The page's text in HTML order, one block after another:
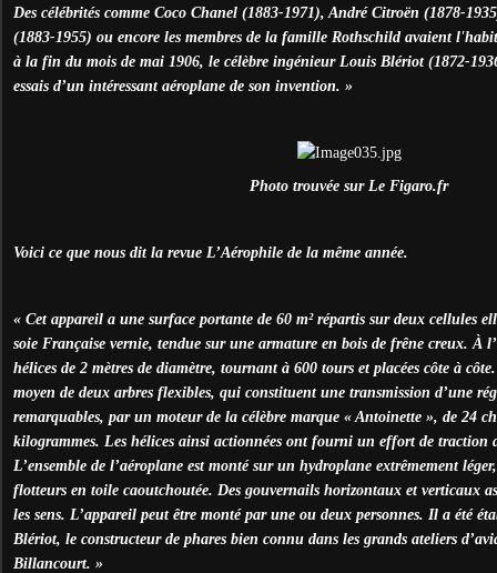
Des célébrités comme Coco Chanel (1883-1971), André Citroën (1878-
(1883-1955) ou encore les membres de la famille Rothschild avaient
à la fin du mois de mai 1906, le célèbre ingénieur Louis Blériot (1872-
essais d’un intéressant aéroplane de son invention. »
Photo trouvée sur Le Figaro.fr
Voici ce que nous dit la revue L’Aérophile de la même année.
« Cet appareil a une surface portante de 60 m² répartis sur deux cellules
soie Française vernie, tendue sur une armature en bois de frêne creux. À
hélices de 2 mètres de diamètre, tournant à 600 tours et placées côte à
moyen de deux arbres flexibles, qui constituent une transmission d’une
remarquables, par un moteur de la célèbre marque « Antoinette », de 24
kilogrammes. Les hélices ainsi actionnées ont fourni un effort de traction
L’ensemble de l’aéroplane est monté sur un hydroplane extrêmement
flotteurs en toile caoutchoutée. Des gouvernails horizontaux et verticaux
les sens. L’appareil peut être monté par une ou deux personnes. Il a été
Blériot, le constructeur de phares bien connu dans les grands ateliers
Billancourt. »